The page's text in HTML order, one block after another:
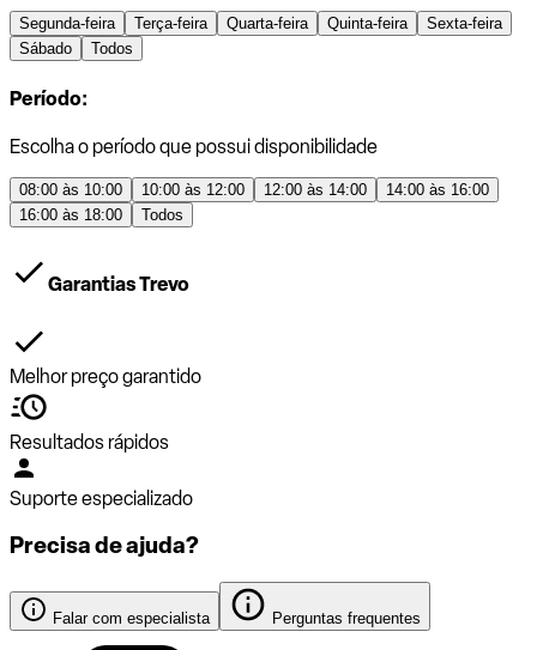
Segunda-feira Terça-feira Quarta-feira Quinta-feira
Sexta-feira
Sábado
Todos
Período:
Escolha o período que possui disponibilidade
08:00 às 10:00 10:00 às 12:00 12:00 às 14:00
14:00 às 16:00
16:00 às 18:00
Todos
Garantias Trevo
Melhor preço garantido
Resultados rápidos
Suporte especializado
Precisa de ajuda?
Falar com especialista Perguntas frequentes